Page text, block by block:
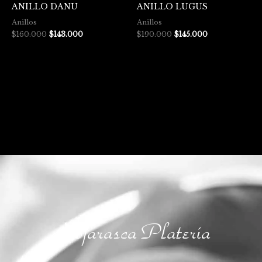
ANILLO DANU
Anillos
$160.000 $143.000
ANILLO LUGUS
Anillos
$190.000 $145.000
Hojarasca Platería